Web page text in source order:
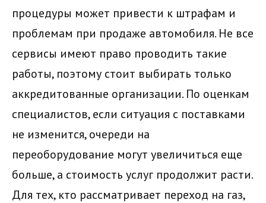
процедуры может привести к штрафам и
проблемам при продаже автомобиля. Не все
сервисы имеют право проводить такие
работы, поэтому стоит выбирать только
аккредитованные организации. По оценкам
специалистов, если ситуация с поставками
не изменится, очереди на
переоборудование могут увеличиться еще
больше, а стоимость услуг продолжит расти.
Для тех, кто рассматривает переход на газ,